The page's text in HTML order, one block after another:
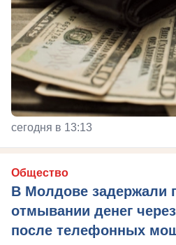
сегодня в 13:13
Общество
В Молдове задержали
отмывании денег
после телефонных